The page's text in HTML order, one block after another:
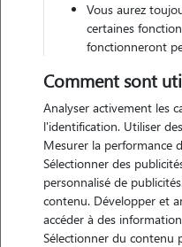
Nos
à Saint-
Vous aurez
certaines
fonctionneront
Comment sont
Analyser activement les
l'identification. Utiliser
Mesurer la performance
Sélectionner des
personnalisé de
contenu. Développer et
accéder à des
Sélectionner du contenu